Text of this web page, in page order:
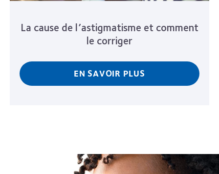
La cause de l’astigmatisme et comment
le corriger
EN SAVOIR PLUS